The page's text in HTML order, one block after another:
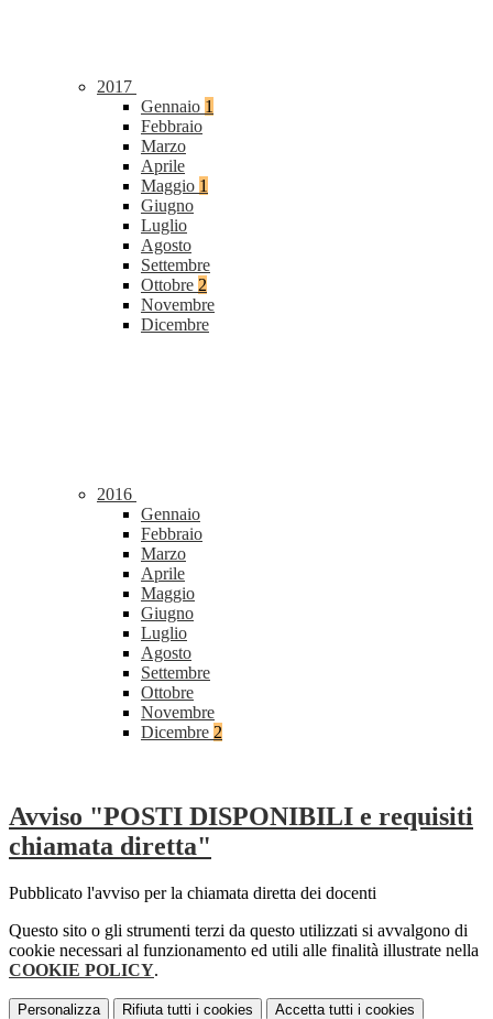
2017
Gennaio 1
Febbraio
Marzo
Aprile
Maggio 1
Giugno
Luglio
Agosto
Settembre
Ottobre 2
Novembre
Dicembre
2016
Gennaio
Febbraio
Marzo
Aprile
Maggio
Giugno
Luglio
Agosto
Settembre
Ottobre
Novembre
Dicembre 2
Avviso "POSTI DISPONIBILI e requisiti
chiamata diretta"
Pubblicato l'avviso per la chiamata diretta dei docenti
Questo sito o gli strumenti terzi da questo utilizzati si avvalgono di
cookie necessari al funzionamento ed utili alle finalità illustrate nella
COOKIE POLICY.
Personalizza Rifiuta tutti i cookies Accetta tutti i cookies